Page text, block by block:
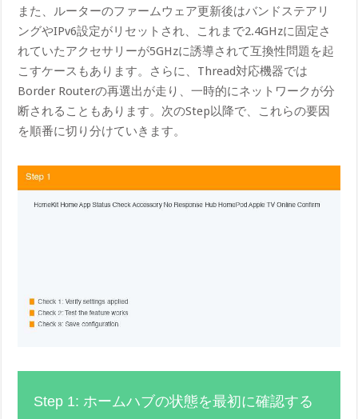
また、ルーターのファームウェア更新後はバンドステアリ
ングやIPv6設定がリセットされ、これまで2.4GHzに固定さ
れていたアクセサリーが5GHzに誘導されて互換性問題を起
こすケースもあります。さらに、Thread対応機器では
Border Routerの再選出が走り、一時的にネットワークが分
断されることもあります。次のStep以降で、これらの要因
を順番に切り分けていきます。
Step 1: ホームハブの状態を最初に確認する